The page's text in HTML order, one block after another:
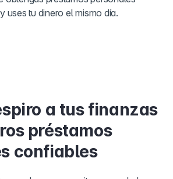
uses tu dinero el mismo día.
a tus finanzas
préstamos
confiables